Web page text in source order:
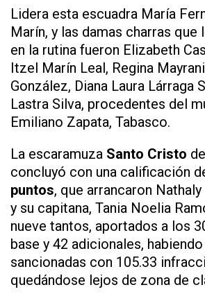
Lidera esta escuadra María
Marín, y las damas charras que
en la rutina fueron Elizabeth
Itzel Marín Leal, Regina
González, Diana Laura Lárraga
Lastra Silva, procedentes del
Emiliano Zapata, Tabasco.
La escaramuza Santo Cristo
concluyó con una calificación
puntos, que arrancaron
y su capitana, Tania Noelia
nueve tantos, aportados a los
base y 42 adicionales,
sancionadas con 105.33
quedándose lejos de zona de